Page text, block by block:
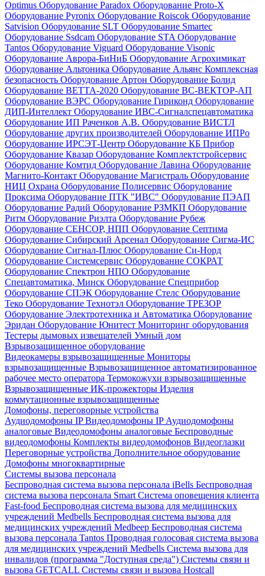
Optimus Оборудование Paradox Оборудование Proto-X
Оборудование Pyronix Оборудование Roiscok Оборудование
Satvision Оборудование SLT Оборудование Smartec
Оборудование Ssdcam Оборудование STA Оборудование
Tantos Оборудование Viguard Оборудование Visonic
Оборудование Аврора-БиНиБ Оборудование Агрохимикат
Оборудование Альтоника Оборудование Альянс Комплексная
безопасность Оборудование Артон Оборудование Болид
Оборудование ВЕТТА-2020 Оборудование ВС-ВЕКТОР-АП
Оборудование ВЭРС Оборудование Гириконд Оборудование
ДИП-Интеллект Оборудование ИВС-Сигналспецавтоматика
Оборудование ИП Раченков А.В. Оборудование ВИСТЛ
Оборудование других производителей Оборудование ИПРо
Оборудование ИРСЭТ-Центр Оборудование КБ Прибор
Оборудование Квазар Оборудование Комплектстройсервис
Оборудование Комтид Оборудование Лавина Оборудование
Магнито-Контакт Оборудование Магистраль Оборудование
НИЦ Охрана Оборудование Полисервис Оборудование
Проксима Оборудование ПТК "ИВС" Оборудование ПЭАП
Оборудование Радий Оборудование РЗМКП Оборудование
Ритм Оборудование Риэлта Оборудование Рубеж
Оборудование СЕНСОР, НПП Оборудование Септима
Оборудование Сибирский Арсенал Оборудование Сигма-ИС
Оборудование Сигнал-Плюс Оборудование Си-Норд
Оборудование Системсервис Оборудование СОКРАТ
Оборудование Спектрон НПО Оборудование
Спецавтоматика, Минск Оборудование Спецприбор
Оборудование СПЭК Оборудование Стелс Оборудование
Теко Оборудование Технотэл Оборудование ТРЕЗОР
Оборудование Электротехника и Автоматика Оборудование
Эридан Оборудование Юнитест Мониторинг оборудования
Тестеры дымовых извещателей Умный дом
Взрывозащищенное оборудование
Видеокамеры взрывозащищенные Мониторы
взрывозащищенные Взрывозащищенное автоматизированное
рабочее место оператора Термокожухи взрывозащищенные
Взрывозащищенные ИК-прожекторы Изделия
коммутационные взрывозащищенные
Домофоны, переговорные устройства
Аудиодомофоны IPВидеодомофоны IP Аудиодомофоны
аналоговые Видеодомофоны аналоговые Беспроводные
видеодомофоны Комплекты видеодомофонов Видеоглазки
Переговорные устройства Дополнительное оборудование
Домофоны многоквартирные
Системы вызова персонала
Беспроводная система вызова персонала iBells Беспроводная
система вызова персонала Smart Система оповещения клиента
Fast-food Беспроводная система вызова для медицинских
учреждений Medbells Беспроводная система вызова для
медицинских учреждений Medbeep Беспроводная система
вызова персонала Tantos Проводная голосовая система вызова
для медицинских учреждений Medbells Система вызова для
инвалидов (программа "Доступная среда") Системы связи и
вызова GETCALL Системы связи и вызова Hostcall